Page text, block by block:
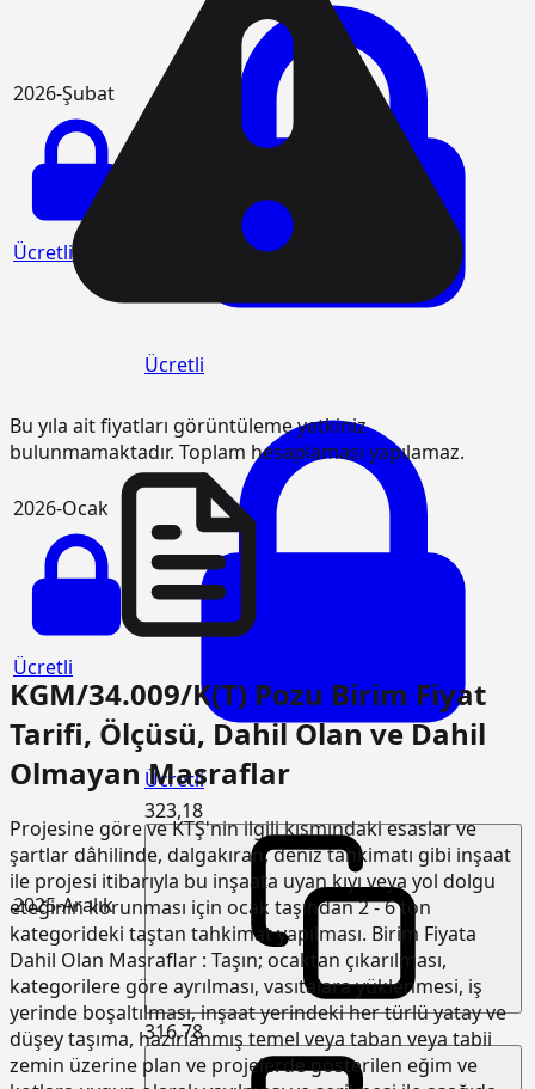
2026-Şubat
Ücretli
Ücretli
2026-Ocak
Ücretli
Ücretli
2025-Aralık
323,18
316,78
Bu yıla ait fiyatları görüntüleme yetkiniz
bulunmamaktadır. Toplam hesaplaması yapılamaz.
KGM/34.009/K(T) Pozu Birim Fiyat
Tarifi, Ölçüsü, Dahil Olan ve Dahil
Olmayan Masraflar
Projesine göre ve KTŞ'nin ilgili kısmındaki esaslar ve
şartlar dâhilinde, dalgakıran, deniz tahkimatı gibi inşaat
ile projesi itibarıyla bu inşaata uyan kıyı veya yol dolgu
eteğinin korunması için ocak taşından 2 - 6 ton
kategorideki taştan tahkimat yapılması. Birim Fiyata
Dahil Olan Masraflar : Taşın; ocaktan çıkarılması,
kategorilere göre ayrılması, vasıtalara yüklenmesi, iş
yerinde boşaltılması, inşaat yerindeki her türlü yatay ve
düşey taşıma, hazırlanmış temel veya taban veya tabii
zemin üzerine plan ve projelerde gösterilen eğim ve